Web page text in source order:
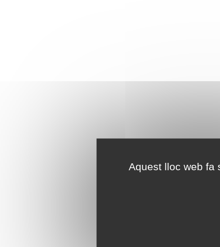
Aquest lloc web fa